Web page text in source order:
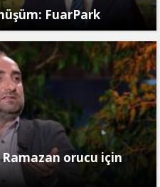
FuarPark
orucu için